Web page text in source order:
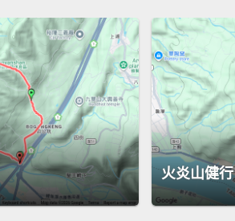
火炎山健行